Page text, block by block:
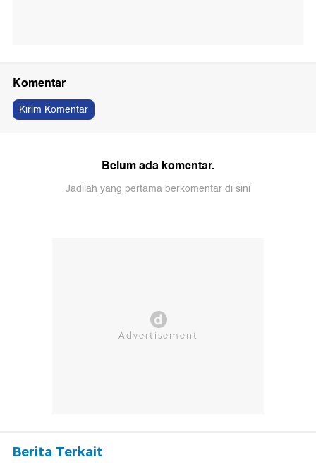
Komentar
Kirim Komentar
Belum ada komentar.
Jadilah yang pertama berkomentar di sini
Berita Terkait